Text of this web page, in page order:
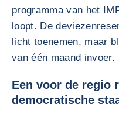
programma van het
loopt. De
licht toenemen, maar
van één maand invoer.
Een voor de regio
democratische